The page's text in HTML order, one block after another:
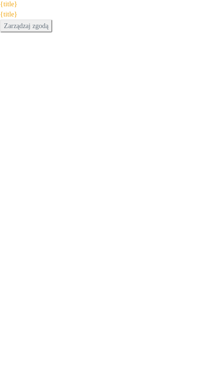
{title}
{title}
Zarządzaj zgodą